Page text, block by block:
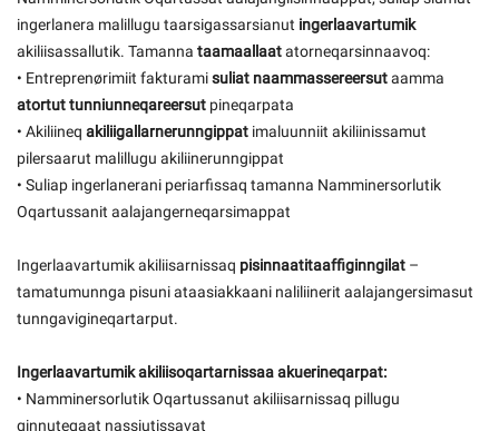
ingerlanera malillugu taarsigassarsianut ingerlaavartumik
akiliisassallutik. Tamanna taamaallaatatorneqarsinnaavoq:
• Entreprenørimiit fakturamisuliat naammassereersutaamma
atortut tunniunneqareersut pineqarpata
• Akiliineq akiliigallarnerunngippat imaluunniit akiliinissamut
pilersaarut malillugu akiliinerunngippat
• Suliap ingerlanerani periarfissaq tamanna Namminersorlutik
Oqartussanit aalajangerneqarsimappat
Ingerlaavartumik akiliisarnissaq pisinnaatitaaffiginngilat –
tamatumunnga pisuni ataasiakkaani naliliinerit aalajangersimasut
tunngavigineqartarput.
Ingerlaavartumik akiliisoqartarnissaa akuerineqarpat:
• Namminersorlutik Oqartussanut akiliisarnissaq pillugu
qinnuteqaat nassiutissavat